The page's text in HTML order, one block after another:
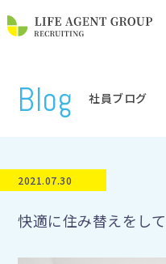
Blog 社員ブログ
2021.07.30
快適に住み替えをし